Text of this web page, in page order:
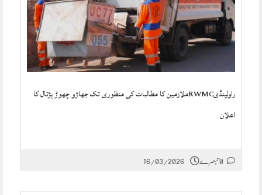
راولپنڈیRWMCملازمین کا مطالبات کی منظوری تک جھاڑو چھوڑ ہڑتال کا
اعلان
16/03/2026